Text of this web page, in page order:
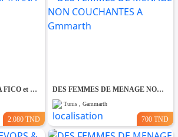
Formation SAP S/4HANA FICO et MM-SD
2.080 TND
DES FEMMES DE MENAGE NON COUCHANTES A Gmmarth
Tunis , Gammarth
700 TND